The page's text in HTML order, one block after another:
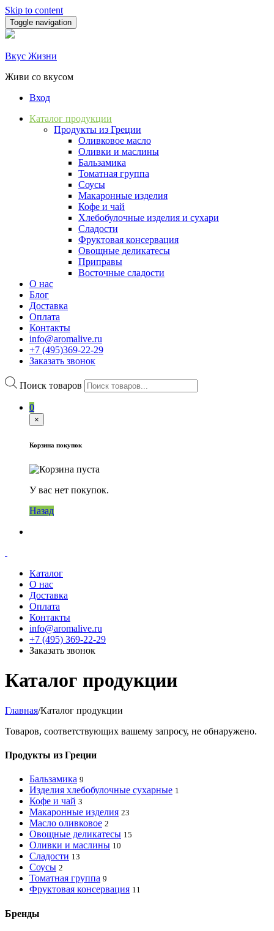
Skip to content
Toggle navigation
Вкус Жизни
Живи со вкусом
Вход
Каталог продукции
Продукты из Греции
Оливковое масло
Оливки и маслины
Бальзамика
Томатная группа
Соусы
Макаронные изделия
Кофе и чай
Хлебобулочные изделия и сухари
Сладости
Фруктовая консервация
Овощные деликатесы
Приправы
Восточные сладости
О нас
Блог
Доставка
Оплата
Контакты
info@aromalive.ru
+7 (495)369-22-29
Заказать звонок
Поиск товаров
0
×
Корзина покупок
У вас нет покупок.
Назад
Каталог
О нас
Доставка
Оплата
Контакты
info@aromalive.ru
+7 (495) 369-22-29
Заказать звонок
Каталог продукции
Главная/Каталог продукции
Товаров, соответствующих вашему запросу, не обнаружено.
Продукты из Греции
Бальзамика 9
Изделия хлебобулочные сухарные 1
Кофе и чай 3
Макаронные изделия 23
Масло оливковое 2
Овощные деликатесы 15
Оливки и маслины 10
Сладости 13
Соусы 2
Томатная группа 9
Фруктовая консервация 11
Бренды